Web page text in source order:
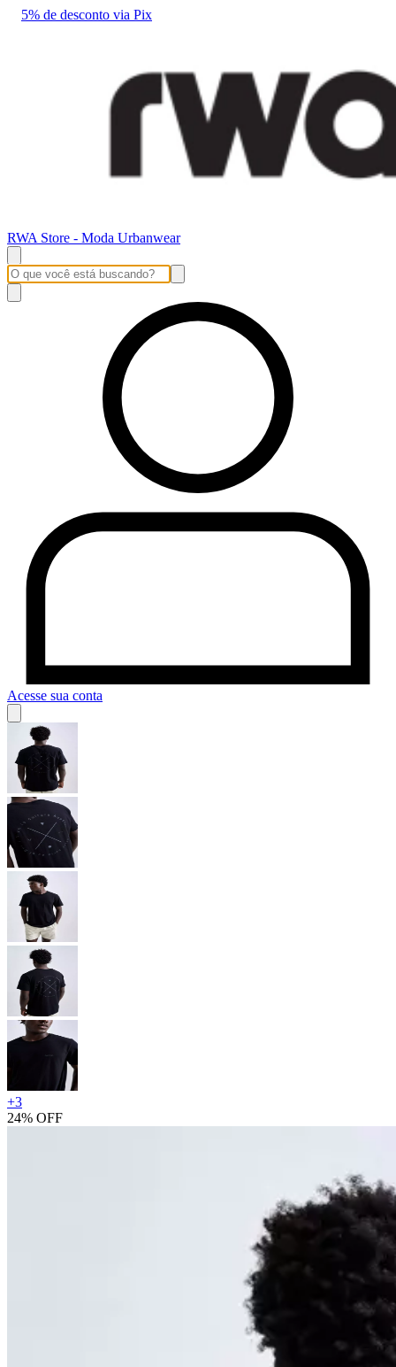
5% de desconto via Pix
RWA Store - Moda Urbanwear
Acesse sua conta
+3
24% OFF